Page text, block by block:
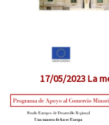
17/05/2023 La